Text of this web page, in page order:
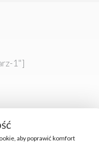
1"]
aby poprawić komfort